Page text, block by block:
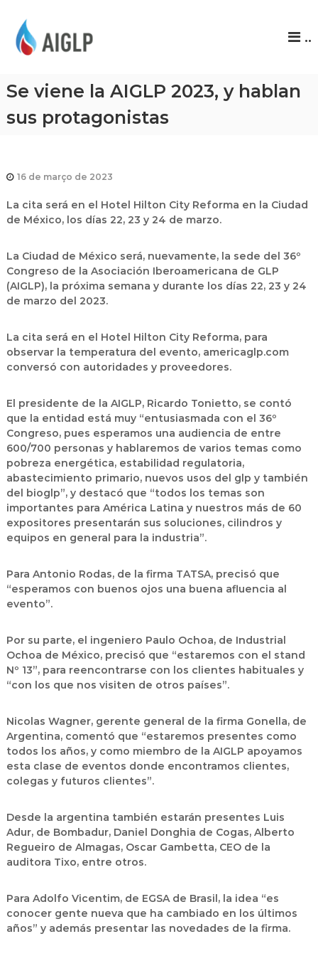
P
..
Se viene la AIGLP 2023, y hablan
sus protagonistas
16 de março de 2023
La cita será en el Hotel Hilton City Reforma en la Ciudad
de México, los días 22, 23 y 24 de marzo.
La Ciudad de México será, nuevamente, la sede del 36º
Congreso de la Asociación Iberoamericana de GLP
(AIGLP), la próxima semana y durante los días 22, 23 y 24
de marzo del 2023.
La cita será en el Hotel Hilton City Reforma, para
observar la temperatura del evento, americaglp.com
conversó con autoridades y proveedores.
El presidente de la AIGLP, Ricardo Tonietto, se contó
que la entidad está muy “entusiasmada con el 36º
Congreso, pues esperamos una audiencia de entre
600/700 personas y hablaremos de varios temas como
pobreza energética, estabilidad regulatoria,
abastecimiento primario, nuevos usos del glp y también
del bioglp”, y destacó que “todos los temas son
importantes para América Latina y nuestros más de 60
expositores presentarán sus soluciones, cilindros y
equipos en general para la industria”.
Para Antonio Rodas, de la firma TATSA, precisó que
“esperamos con buenos ojos una buena afluencia al
evento”.
Por su parte, el ingeniero Paulo Ochoa, de Industrial
Ochoa de México, precisó que “estaremos con el stand
Nº 13”, para reencontrarse con los clientes habituales y
“con los que nos visiten de otros países”.
Nicolas Wagner, gerente general de la firma Gonella, de
Argentina, comentó que “estaremos presentes como
todos los años, y como miembro de la AIGLP apoyamos
esta clase de eventos donde encontramos clientes,
colegas y futuros clientes”.
Desde la argentina también estarán presentes Luis
Adur, de Bombadur, Daniel Donghia de Cogas, Alberto
Regueiro de Almagas, Oscar Gambetta, CEO de la
auditora Tixo, entre otros.
Para Adolfo Vicentim, de EGSA de Brasil, la idea “es
conocer gente nueva que ha cambiado en los últimos
años” y además presentar las novedades de la firma.